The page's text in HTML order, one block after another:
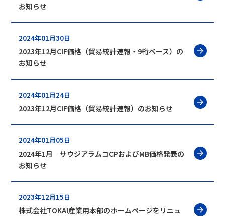
お知らせ
2024年01月30日
2023年12月CIF価格（貿易統計速報・9桁ベース）の
お知らせ
2024年01月24日
2023年12月CIF価格（貿易統計速報）のお知らせ
2024年01月05日
2024年1月 サウジアラムコCPおよびMB価格発表の
お知らせ
2023年12月15日
株式会社TOKAI産業用本部のホームページをリニュ